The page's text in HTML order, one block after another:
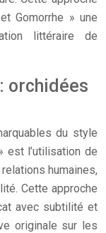
Gomorrhe » une
littéraire de
orchidées
du style
est l’utilisation de
humaines,
Cette approche
avec subtilité et
originale sur les